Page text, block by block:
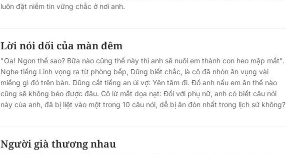
luôn đặt niềm tin vững chắc ở nơi anh.
Lời nói dối của màn đêm
"Oa! Ngon thế sao? Bữa nào cũng thế này thì anh sẽ nuôi em thành con heo mập mất".
Nghe tiếng Linh vọng ra từ phòng bếp, Dũng biết chắc, là cô đã nhón ăn vụng vài
miếng gì đó trên bàn. Dũng cất tiếng an ủi vợ: Yên tâm đi. Đồ anh nấu em ăn thế nào
cũng sẽ không béo được đâu. Cô lừ mắt dọa nạt: Đối với phụ nữ, anh có biết câu nói
này của anh, đã bị liệt vào một trong 10 câu nói, dễ bị ăn đòn nhất trong lịch sử không?
Người già thương nhau